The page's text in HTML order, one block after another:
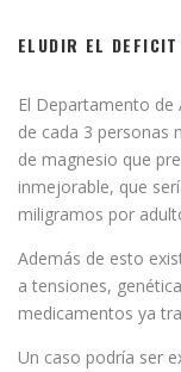
ELUDIR EL
El Departamento
de cada 3 personas
de magnesio que
inmejorable, que
miligramos por
Además de esto
a tensiones,
medicamentos ya
Un caso podría ser